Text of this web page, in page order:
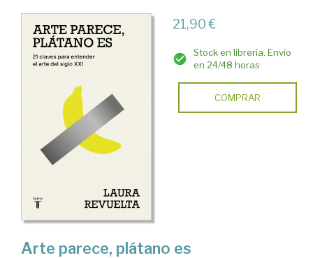
21,90 €
Stock en librería. Envío
en 24/48 horas
COMPRAR
Arte parece, plátano es